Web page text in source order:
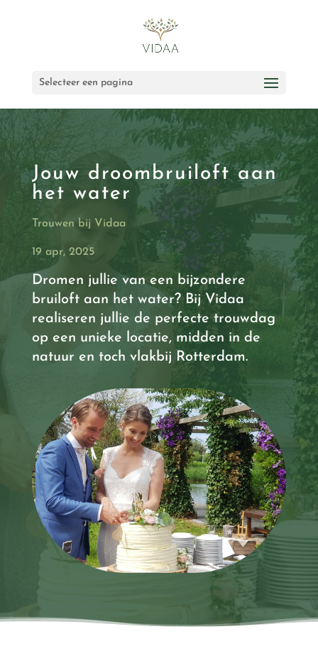
Selecteer een pagina
Jouw droombruiloft aan
het water
Trouwen bij Vidaa
19 apr, 2025
Dromen jullie van een bijzondere
bruiloft aan het water? Bij Vidaa
realiseren jullie de perfecte trouwdag
op een unieke locatie, midden in de
natuur en toch vlakbij Rotterdam.